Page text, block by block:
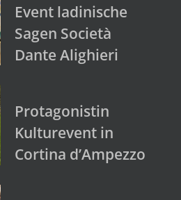
Event ladinische
Sagen Società
Dante Alighieri
Protagonistin
Kulturevent in
Cortina d’Ampezzo